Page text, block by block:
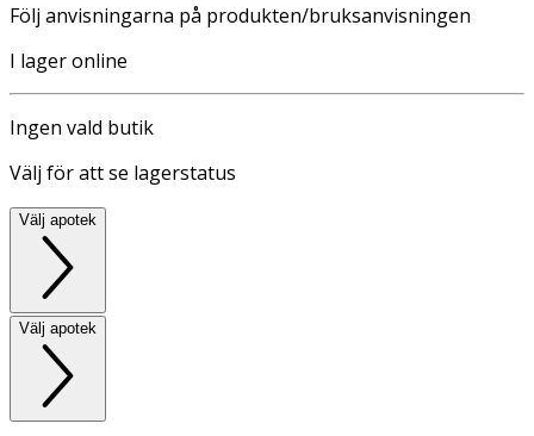
Följ anvisningarna på produkten/bruksanvisningen
I lager online
Ingen vald butik
Välj för att se lagerstatus
Välj apotek
Välj apotek